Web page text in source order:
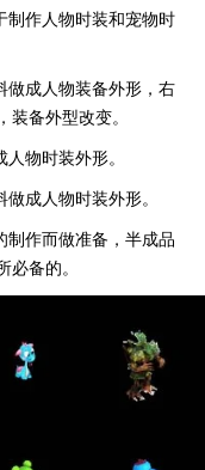
作人物时装和宠物时
成人物装备外形，右
装备外型改变。
物时装外形。
成人物时装外形。
作而做准备，半成品
必备的。